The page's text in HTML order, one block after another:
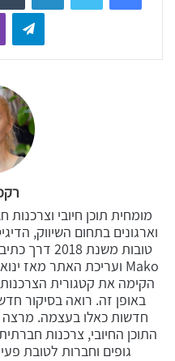
מומחית תוכן חיובי
וארגונים בתחום השיווק,
טובות משנת
הקימה את קטגורית
באופן זה. רואה בסיקור
חדשות כאלו בעצמה. מרצה
התוכן החיובי, צרכנות
גופים וחברות לטובת